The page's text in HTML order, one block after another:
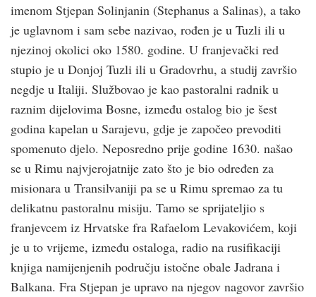
imenom Stjepan Solinjanin (Stephanus a Salinas), a tako
je uglavnom i sam sebe nazivao, rođen je u Tuzli ili u
njezinoj okolici oko 1580. godine. U franjevački red
stupio je u Donjoj Tuzli ili u Gradovrhu, a studij završio
negdje u Italiji. Službovao je kao pastoralni radnik u
raznim dijelovima Bosne, između ostalog bio je šest
godina kapelan u Sarajevu, gdje je započeo prevoditi
spomenuto djelo. Neposredno prije godine 1630. našao
se u Rimu najvjerojatnije zato što je bio određen za
misionara u Transilvaniji pa se u Rimu spremao za tu
delikatnu pastoralnu misiju. Tamo se sprijateljio s
franjevcem iz Hrvatske fra Rafaelom Levakovićem, koji
je u to vrijeme, između ostaloga, radio na rusifikaciji
knjiga namijenjenih području istočne obale Jadrana i
Balkana. Fra Stjepan je upravo na njegov nagovor završio